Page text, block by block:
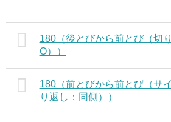
180（後とびから前とび（切
O））
180（前とびから前とび（サ
り返し：同側））